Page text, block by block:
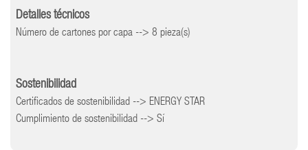
Detalles técnicos
Número de cartones por capa --> 8 pieza(s)
Sostenibilidad
Certificados de sostenibilidad --> ENERGY STAR
Cumplimiento de sostenibilidad --> Sí